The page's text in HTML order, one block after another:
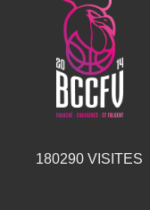
180290 VISITES